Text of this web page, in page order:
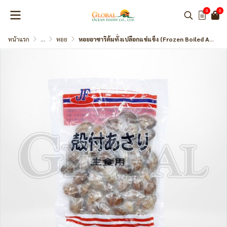
0 0
หน้าแรก ... หอย หอยอาซาริต้มทั้งเปลือกแช่แข็ง (Frozen Boiled Asari Clam With Shell Size L)